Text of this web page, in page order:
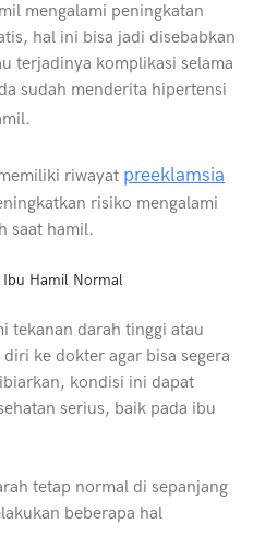
mengalami peningkatan
hal ini bisa jadi disebabkan
terjadinya komplikasi selama
sudah menderita hipertensi
riwayat preeklamsia
risiko mengalami
saat hamil.
Ibu Hamil Normal
tekanan darah tinggi atau
ke dokter agar bisa segera
kondisi ini dapat
serius, baik pada ibu
tetap normal di sepanjang
beberapa hal